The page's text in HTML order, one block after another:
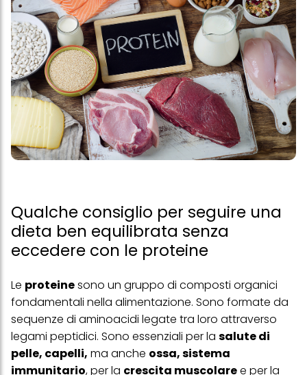
Qualche consiglio per seguire una
dieta ben equilibrata senza
eccedere con le proteine
Le proteinesono un gruppo di composti organici
fondamentali nella alimentazione. Sono formate da
sequenze di aminoacidi legate tra loro attraverso
legami peptidici. Sono essenziali per la salute di
pelle, capelli, ma anche ossa, sistema
immunitario, per la crescita muscolaree per la